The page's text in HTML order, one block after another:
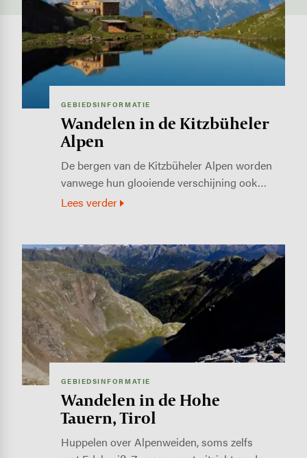
GEBIEDSINFORMATIE
Wandelen in de Kitzbüheler
Alpen
De bergen van de Kitzbüheler Alpen worden
vanwege hun glooiende verschijning ook…
Lees verder
Image
GEBIEDSINFORMATIE
Wandelen in de Hohe
Tauern, Tirol
Huppelen over Alpenweiden, soms zelfs